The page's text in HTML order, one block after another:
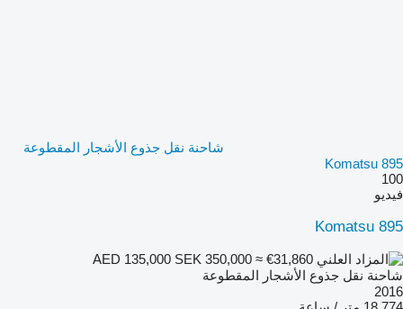
شاحنة نقل جذوع الأشجار المقطوعة
Komatsu 895
100
فيديو
Komatsu 895
SEK 350,000 ≈ €31,860
شاحنة نقل جذوع الأشجار المقطوعة
2016